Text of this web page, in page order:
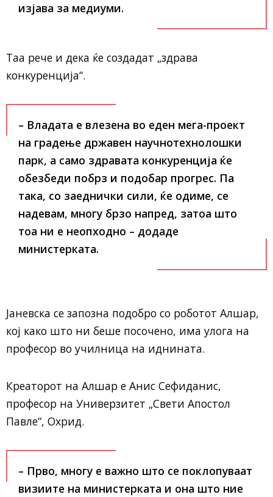
изјава за медиуми.
Таа рече и дека ќе создадат „здрава
конкуренција“.
– Владата е влезена во еден мега-проект
на градење државен научнотехнолошки
парк, а само здравата конкуренција ќе
обезбеди побрз и подобар прогрес. Па
така, со заеднички сили, ќе одиме, се
надевам, многу брзо напред, затоа што
тоа ни е неопходно – додаде
министерката.
Јаневска се запозна подобро со роботот Алшар,
кој како што ни беше посочено, има улога на
професор во училница на иднината.
Креаторот на Алшар е Анис Сефиданис,
професор на Универзитет „Свети Апостол
Павле“, Охрид.
– Прво, многу е важно што се поклопуваат
визиите на министерката и она што ние